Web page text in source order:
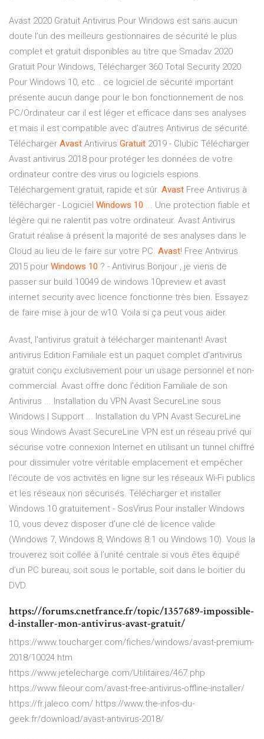
Avast 2020 Gratuit Antivirus Pour Windows est sans aucun
doute l’un des meilleurs gestionnaires de sécurité le plus
complet et gratuit disponibles au titre que Smadav 2020
Gratuit Pour Windows, Télécharger 360 Total Security 2020
Pour Windows 10, etc… ce logiciel de sécurité important
présente aucun dange pour le bon fonctionnement de nos
PC/Ordinateur car il est léger et efficace dans ses analyses
et mais il est compatible avec d’autres Antivirus de sécurité.
Télécharger Avast Antivirus Gratuit 2019 - Clubic Télécharger
Avast antivirus 2018 pour protéger les données de votre
ordinateur contre des virus ou logiciels espions.
Téléchargement gratuit, rapide et sûr. Avast Free Antivirus à
télécharger - Logiciel Windows 10 ... Une protection fiable et
légère qui ne ralentit pas votre ordinateur. Avast Antivirus
Gratuit réalise à présent la majorité de ses analyses dans le
Cloud au lieu de le faire sur votre PC. Avast! Free Antivirus
2015 pour Windows 10 ? - Antivirus Bonjour , je viens de
passer sur build 10049 de windows 10preview et avast
internet security avec licence fonctionne très bien. Essayez
de faire mise à jour de w10. Voila si ça peut vous aider.
Avast, l'antivirus gratuit à télécharger maintenant! Avast
antivirus Edition Familiale est un paquet complet d'antivirus
gratuit conçu exclusivement pour un usage personnel et non-
commercial. Avast offre donc l'édition Familiale de son
Antivirus ... Installation du VPN Avast SecureLine sous
Windows | Support ... Installation du VPN Avast SecureLine
sous Windows Avast SecureLine VPN est un réseau privé qui
sécurise votre connexion Internet en utilisant un tunnel chiffré
pour dissimuler votre véritable emplacement et empêcher
l'écoute de vos activités en ligne sur les réseaux Wi-Fi publics
et les réseaux non sécurisés. Télécharger et installer
Windows 10 gratuitement - SosVirus Pour installer Windows
10, vous devez disposer d’une clé de licence valide
(Windows 7, Windows 8, Windows 8.1 ou Windows 10). Vous la
trouverez soit collée à l’unité centrale si vous êtes équipé
d’un PC bureau, soit sous le portable, soit dans le boitier du
DVD.
https://forums.cnetfrance.fr/topic/1357689-impossible-
d-installer-mon-antivirus-avast-gratuit/
https://www.toucharger.com/fiches/windows/avast-premium-
2018/10024.htm
https://www.jetelecharge.com/Utilitaires/467.php
https://www.fileour.com/avast-free-antivirus-offline-installer/
https://fr.jaleco.com/ https://www.the-infos-du-
geek.fr/download/avast-antivirus-2018/